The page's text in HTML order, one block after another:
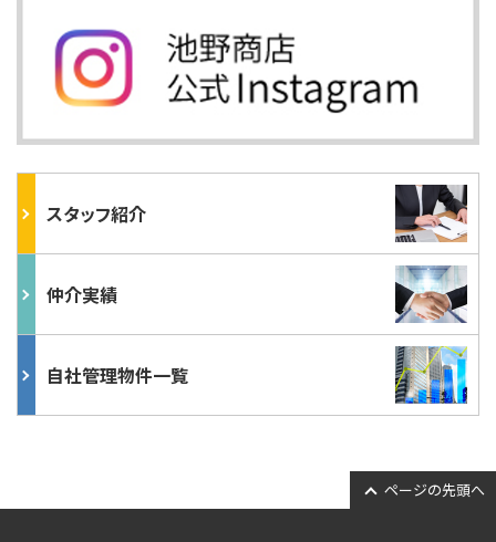
スタッフ紹介
仲介実績
自社管理物件一覧
ページの先頭へ